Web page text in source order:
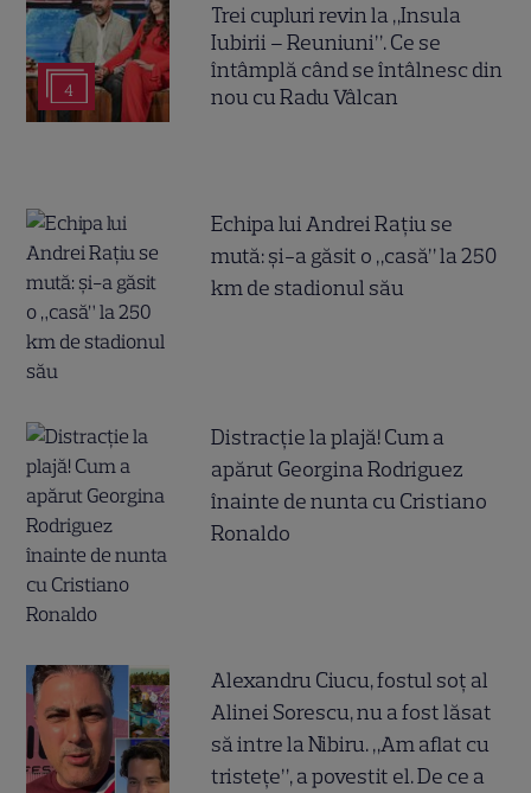
4
Trei cupluri revin la „Insula
Iubirii – Reuniuni”. Ce se
întâmplă când se întâlnesc din
nou cu Radu Vâlcan
Echipa lui Andrei Rațiu se
mută: și-a găsit o „casă” la 250
km de stadionul său
Distracție la plajă! Cum a
apărut Georgina Rodriguez
înainte de nunta cu Cristiano
Ronaldo
Alexandru Ciucu, fostul soț al
Alinei Sorescu, nu a fost lăsat
să intre la Nibiru. „Am aflat cu
tristețe”, a povestit el. De ce a